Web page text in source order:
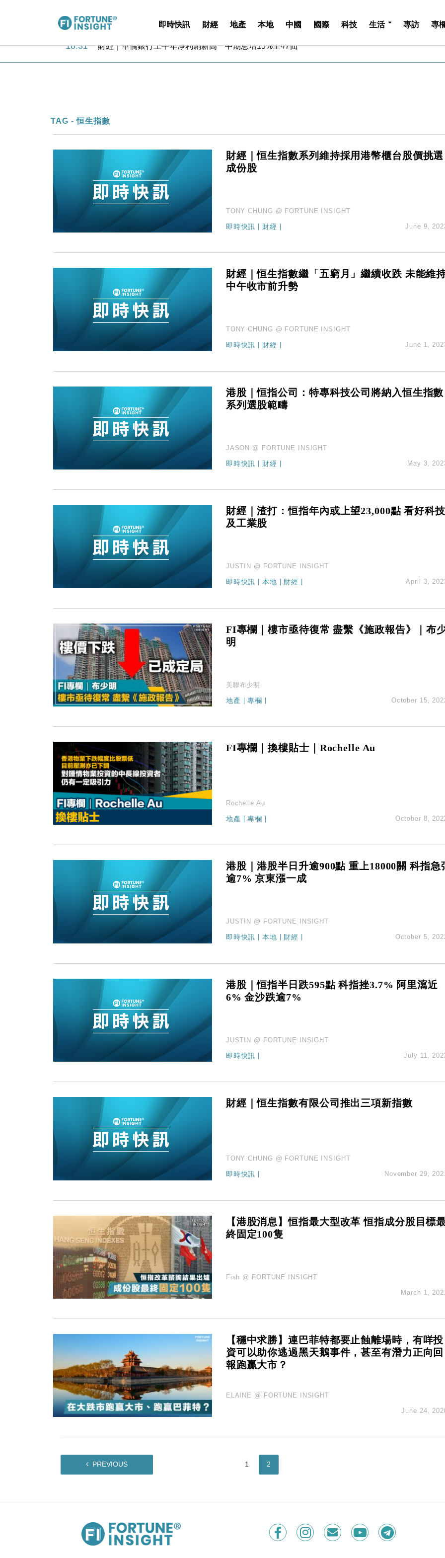
即時快訊 財經 地產 本地 中國 國際 科技 生活 專訪 專
18:31 財經｜華僑銀行上半年淨利創新高 中期息增15%至47仙
13:44 財經｜內地7月美元計價出口增近24%勝預期 貿易順差達1125億美元
12:44 財經｜日本春季三度入市撐日圓 4月單日斥6.28萬億日圓干預創新高
財經｜SA售股自救後再出手 斥4億美元押注未上市公司
財經｜華僑銀行上半年淨利創新高 中期息增15%至47仙
財經｜滙豐上調香港今年GDP預測至4.5% 看好貿易及消費表現
本地｜假冒內地執法人員要求交「保證金」 43歲女子損失近6900萬元
財經｜日經失守6.5萬點後回穩 全周仍升近2%
財經｜恒隆10月換帥 玩具「反」斗城亞洲CEO蔡德粦接任
15:11 財經｜韓股反覆波動收跌 連挫7周創逾3年最長跌勢
11:12 國際｜特朗普料美伊戰事快結束 承認部分彈藥庫存緊張
財經｜SA售股自救後再出手 斥4億美元押注未上市公司
TAG - 恒生指數
財經｜恒生指數系列維持採用港幣櫃台股價挑選
成份股
TONY CHUNG @ FORTUNE INSIGHT
即時快訊 財經 June 9,
財經｜恒生指數繼「五窮月」繼續收跌 未能維
中午收市前升勢
TONY CHUNG @ FORTUNE INSIGHT
即時快訊 財經 June 1,
港股｜恒指公司：特專科技公司將納入恒生指數
系列選股範疇
JASON @ FORTUNE INSIGHT
即時快訊 財經 May 3,
財經｜渣打：恒指年內或上望23,000點 看好科技
及工業股
JUSTIN @ FORTUNE INSIGHT
即時快訊 |本地 財經 April 3,
FI專欄｜樓市亟待復常 盡繫《施政報告》｜布
明
美聯布少明
地產 |專欄 | October 15,
FI專欄｜換樓貼士｜Rochelle Au
Rochelle Au
地產 |專欄 October 8,
港股｜港股半日升逾900點 重上18000關 科指急
逾7% 京東漲一成
JUSTIN @ FORTUNE INSIGHT
即時快訊 |本地 財經 October 5,
港股｜恒指半日跌595點 科指挫3.7% 阿里瀉近
6% 金沙跌逾7%
JUSTIN @ FORTUNE INSIGHT
即時快訊 July 11,
財經｜恒生指數有限公司推出三項新指數
TONY CHUNG @ FORTUNE INSIGHT
即時快訊 November 29,
【港股消息】恒指最大型改革 恒指成分股目標
終固定100隻
Fish @ FORTUNE INSIGHT
March 1,
【穩中求勝】連巴菲特都要止蝕離場時，有咩投
資可以助你逃過黑天鵝事件，甚至有潛力正向回
報跑贏大市？
ELAINE @ FORTUNE INSIGHT
June 24,
PREVIOUS 1 2